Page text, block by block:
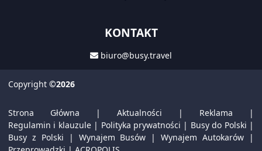
KONTAKT
biuro@busy.travel
Copyright ©2026
Strona Główna | Aktualności | Reklama |
Regulamin i klauzule| Polityka prywatności | Busy do Polski |
Busy z Polski | Wynajem Busów |Wynajem Autokarów |